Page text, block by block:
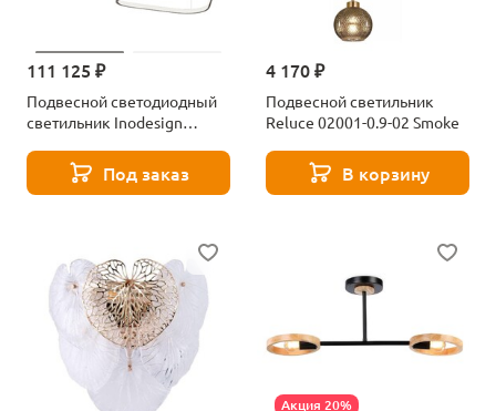
111 125 ₽
Подвесной светодиодный
светильник Inodesign
Под заказ
4 170 ₽
Подвесной светильник
Reluce 02001-0.9-02 Smoke
В корзину
Акция 20%